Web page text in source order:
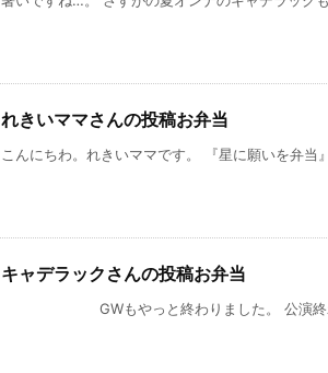
れきいママさんの投稿お弁当
こんにちわ。れきいママです。 『星に願いを弁
キャデラックさんの投稿お弁当
GWもやっと終わりました。 公演終わ